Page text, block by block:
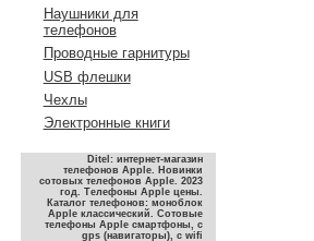
Наушники для
телефонов
Проводные гарнитуры
USB флешки
Чехлы
Электронные книги
Ditel: интернет-магазин
телефонов Apple. Новинки
сотовых телефонов Apple. 2023
год. Телефоны Apple цены.
Каталог телефонов: моноблок
Apple классический. Сотовые
телефоны Apple смартфоны, с
gps (навигаторы), с wifi